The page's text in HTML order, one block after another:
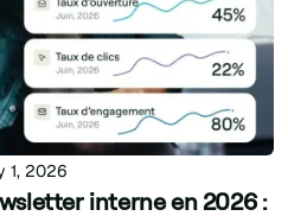
1, 2026
interne en 2026 :